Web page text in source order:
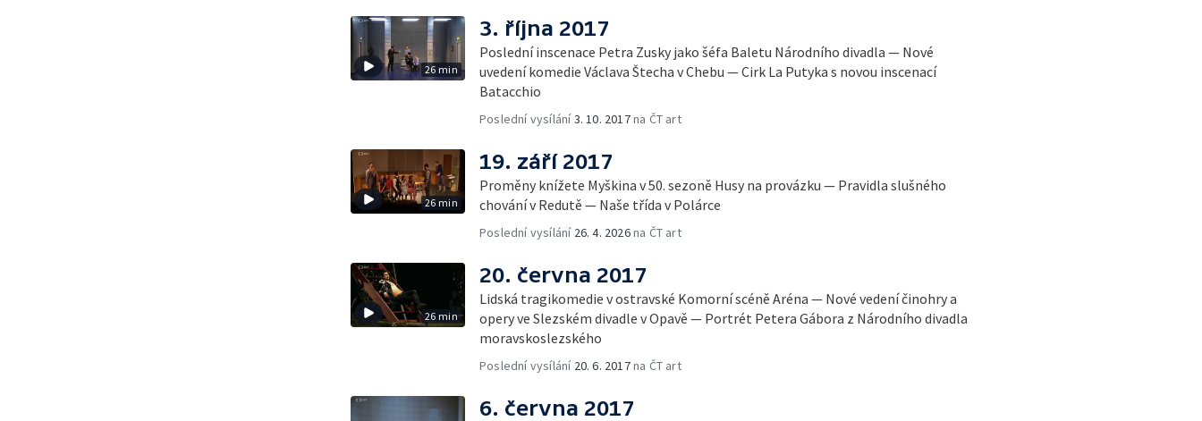
26 min
3. října 2017
Poslední inscenace Petra Zusky jako šéfa Baletu Národního divadla — Nové
uvedení komedie Václava Štecha v Chebu — Cirk La Putyka s novou inscenací
Batacchio
Poslední vysílání3. 10. 2017na ČT art
26 min
19. září 2017
Proměny knížete Myškina v 50. sezoně Husy na provázku — Pravidla slušného
chování v Redutě — Naše třída v Polárce
Poslední vysílání 26. 4. 2026na ČT art
26 min
20. června 2017
Lidská tragikomedie v ostravské Komorní scéně Aréna — Nové vedení činohry a
opery ve Slezském divadle v Opavě — Portrét Petera Gábora z Národního divadla
moravskoslezského
Poslední vysílání 20. 6. 2017na ČT art
6. června 2017